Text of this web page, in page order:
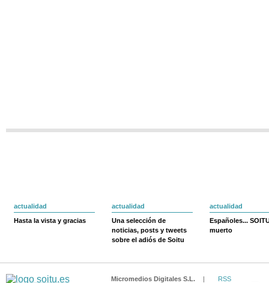
actualidad
Hasta la vista y gracias
actualidad
Una selección de
noticias, posts y tweets
sobre el adiós de Soitu
actualidad
Españoles...
muerto
Micromedios Digitales S.L. |
RSS